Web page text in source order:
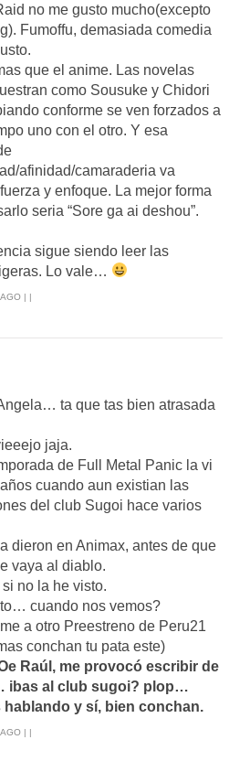
no me gusto mucho(excepto
Fumoffu, demasiada comedia
que el anime. Las novelas
como Sousuke y Chidori
conforme se ven forzados a
uno con el otro. Y esa
afinidad/camaraderia va
y enfoque. La mejor forma
seria “Sore ga ai deshou”.
sigue siendo leer las
Lo vale…
| |
ta que tas bien atrasada
jaja.
de Full Metal Panic la vi
cuando aun existian las
del club Sugoi hace varios
dieron en Animax, antes de que
vaya al diablo.
no la he visto.
cuando nos vemos?
a otro Preestreno de Peru21
conchan tu pata este)
Raúl, me provocó escribir de
ibas al club sugoi? plop…
hablando y sí, bien conchan.
| |